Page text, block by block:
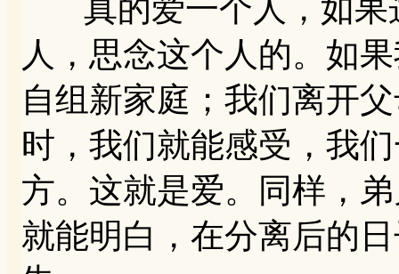
真的爱一个人，如果
人，思念这个人的。如
自组新家庭；我们离开
时，我们就能感受，我
方。这就是爱。同样，
就能明白，在分离后的